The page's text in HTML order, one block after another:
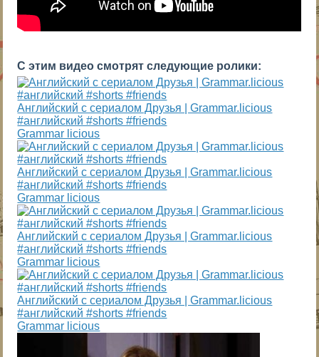
С этим видео смотрят следующие ролики:
Английский c сериалом Друзья | Grammar.licious
#английский #shorts #friends
Grammar licious
Английский c сериалом Друзья | Grammar.licious
#английский #shorts #friends
Grammar licious
Английский c сериалом Друзья | Grammar.licious
#английский #shorts #friends
Grammar licious
Английский c сериалом Друзья | Grammar.licious
#английский #shorts #friends
Grammar licious